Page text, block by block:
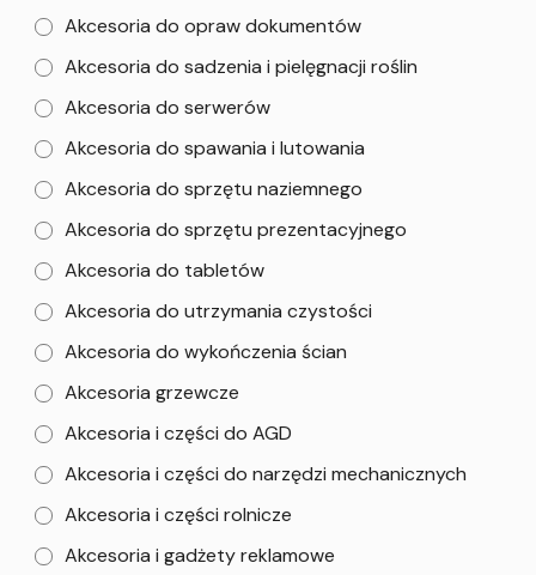
Akcesoria do opraw dokumentów
Akcesoria do sadzenia i pielęgnacji roślin
Akcesoria do serwerów
Akcesoria do spawania i lutowania
Akcesoria do sprzętu naziemnego
Akcesoria do sprzętu prezentacyjnego
Akcesoria do tabletów
Akcesoria do utrzymania czystości
Akcesoria do wykończenia ścian
Akcesoria grzewcze
Akcesoria i części do AGD
Akcesoria i części do narzędzi mechanicznych
Akcesoria i części rolnicze
Akcesoria i gadżety reklamowe